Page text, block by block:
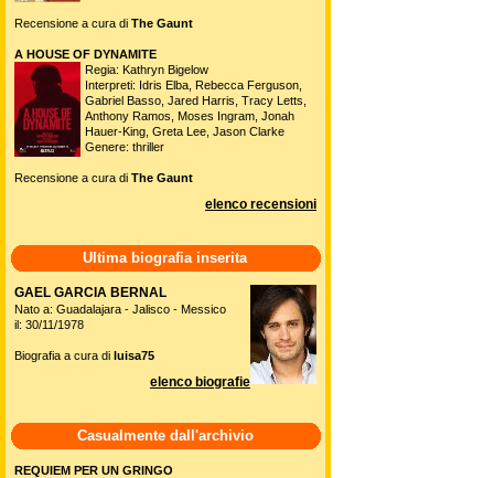
Recensione a cura di The Gaunt
A HOUSE OF DYNAMITE
Regia: Kathryn Bigelow
Interpreti: Idris Elba, Rebecca Ferguson,
Gabriel Basso, Jared Harris, Tracy Letts,
Anthony Ramos, Moses Ingram, Jonah
Hauer-King, Greta Lee, Jason Clarke
Genere: thriller
Recensione a cura di The Gaunt
elenco recensioni
Ultima biografia inserita
GAEL GARCIA BERNAL
Nato a: Guadalajara - Jalisco - Messico
il: 30/11/1978
Biografia a cura di luisa75
elenco biografie
Casualmente dall'archivio
REQUIEM PER UN GRINGO